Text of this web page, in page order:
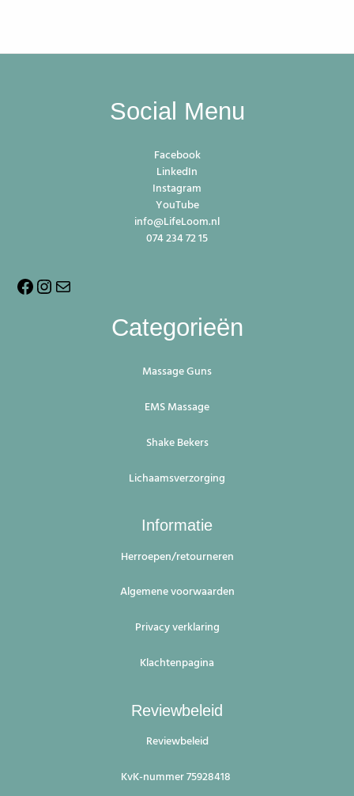
Social Menu
Facebook
LinkedIn
Instagram
YouTube
info@LifeLoom.nl
074 234 72 15
Categorieën
Massage Guns
EMS Massage
Shake Bekers
Lichaamsverzorging
Informatie
Herroepen/retourneren
Algemene voorwaarden
Privacy verklaring
Klachtenpagina
Reviewbeleid
Reviewbeleid
KvK-nummer 75928418